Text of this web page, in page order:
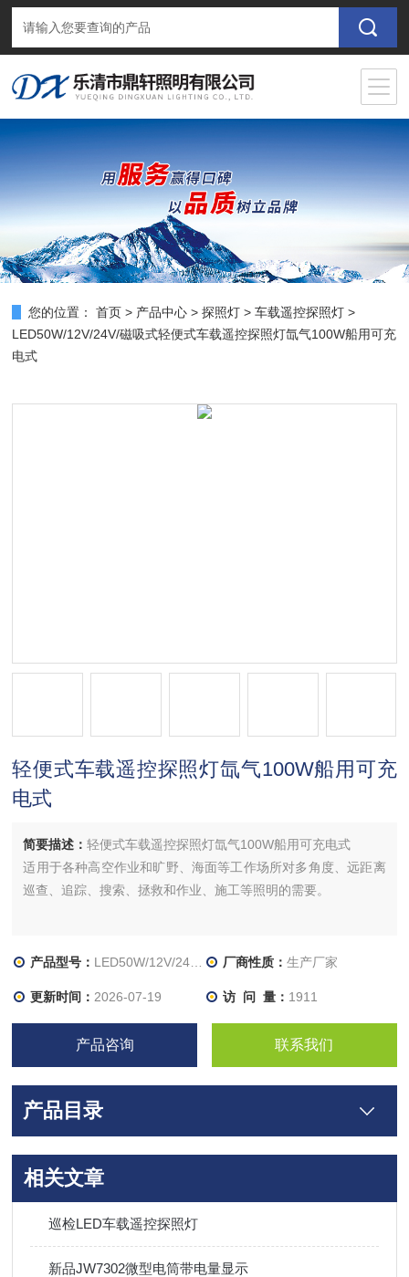
您的位置： 首页 > 产品中心 >探照灯 >车载遥控探照灯 >
LED50W/12V/24V/磁吸式轻便式车载遥控探照灯氙气100W船用可充
电式
轻便式车载遥控探照灯氙气100W船用可充
电式
简要描述：轻便式车载遥控探照灯氙气100W船用可充电式
适用于各种高空作业和旷野、海面等工作场所对多角度、远距离
巡查、追踪、搜索、拯救和作业、施工等照明的需要。
产品型号： LED50W/12V/24V/磁吸式 厂商性质： 生产厂家
更新时间： 2026-07-19 访 问 量： 1911
产品咨询 联系我们
产品目录
相关文章
巡检LED车载遥控探照灯
新品JW7302微型电筒带电量显示